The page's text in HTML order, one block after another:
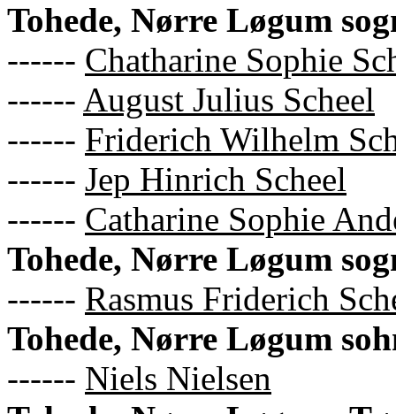
Tohede, Nørre Løgum
------ Chatharine Sophie
------ August Julius Scheel
------ Friderich Wilhelm
------ Jep Hinrich Scheel
------ Catharine Sophie
Tohede, Nørre Løgum
------ Rasmus Friderich
Tohede, Nørre Løgum
------ Niels Nielsen